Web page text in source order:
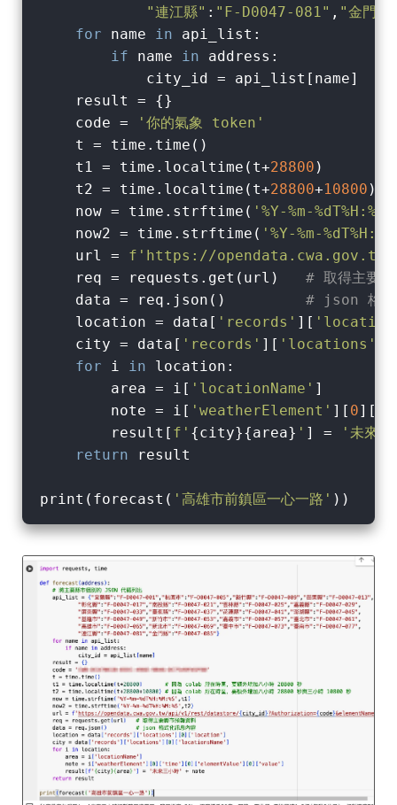
"連江縣" : "F-D0047-081" , "金門縣
for name in api_list:
if name in address:
            city_id = api_list[name]
    result = {}
    code =
'你的氣象 token'
    t = time.time()
    t1 = time.localtime(t+
28800 )
    t2 = time.localtime(t+
28800+10800 )
    now = time.strftime(
'%Y-%m-
    now2 = time.strftime(
'%Y-%m-
    url =
f'https://
    req = requests.get(url)
# 取得主要縣
    data = req.json()
# json 格式
    location = data[
'records' ][
    city = data[
'records' ][ 'locations'
for i in location:
        area = i[
'locationName' ]
        note = i[
'weatherElement' ][ 0][
        result[
f' {city}{area} ' ] =
'未來
return result
print(forecast( '高雄市前鎮區一心一路'